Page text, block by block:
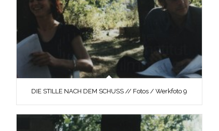
DIE STILLE NACH DEM SCHUSS // Fotos / Werkfoto 9